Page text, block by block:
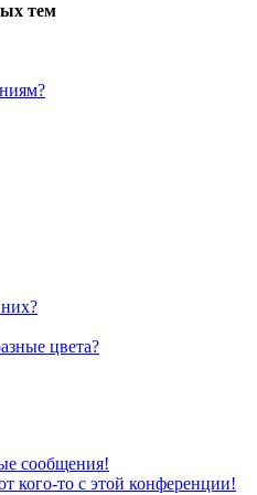
тем
цвета?
сообщения!
кого-то с этой конференции!